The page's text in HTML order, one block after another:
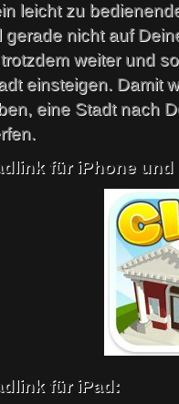
leicht zu
gerade nicht auf
weiter und
einsteigen. Damit
eine Stadt nach
für iPhone
für iPad: